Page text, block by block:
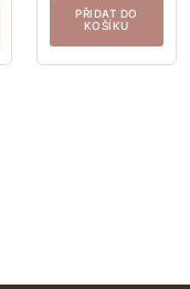
PŘIDAT DO
KOŠÍKU